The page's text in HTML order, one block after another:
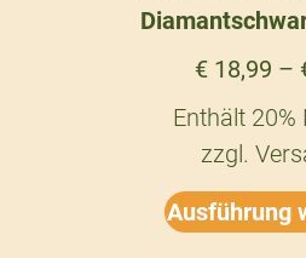
€ 18,99 –
Enthält 20%
zzgl.
Ausführung